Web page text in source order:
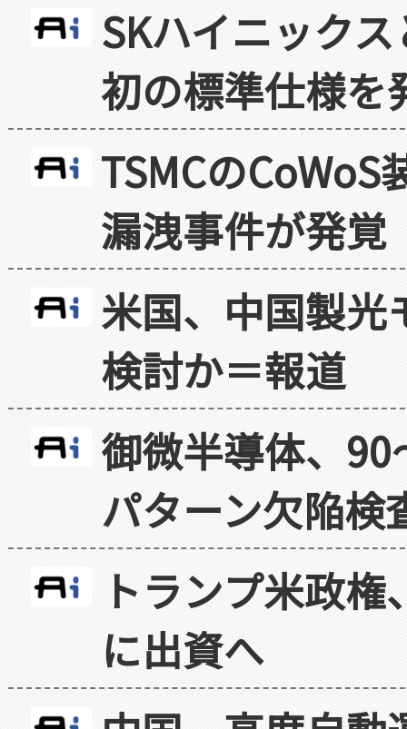
SKハイニック
初の標準仕様を
TSMCの
漏洩事件が発覚
米国、中国製光
検討か＝報道
御微半導体、
パターン欠陥検
トランプ米政
に出資へ